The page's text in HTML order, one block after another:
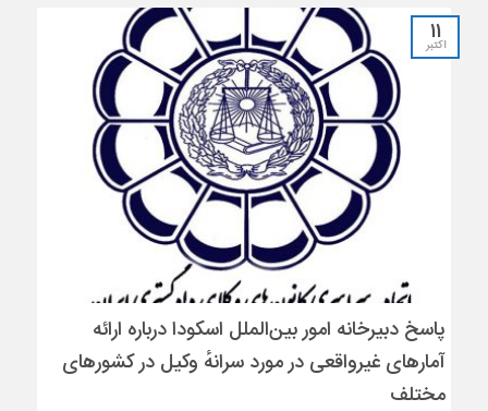
11
اکتبر
پاسخ دبیرخانه امور بین‌الملل اسکودا درباره ارائه
آمارهای غیرواقعی در مورد سرانهٔ وکیل در کشورهای
مختلف